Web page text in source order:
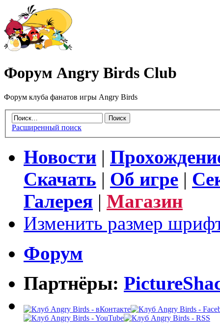
Форум Angry Birds Club
Форум клуба фанатов игры Angry Birds
Расширенный поиск
Новости |
Скачать | Об игре |
Галерея | Магазин
Изменить размер
Форум
Партнёры: